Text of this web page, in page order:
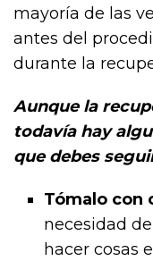
mayoría de las
antes del
durante la
Aunque la
todavía hay
que debes
Tómalo con
necesidad
hacer cosas